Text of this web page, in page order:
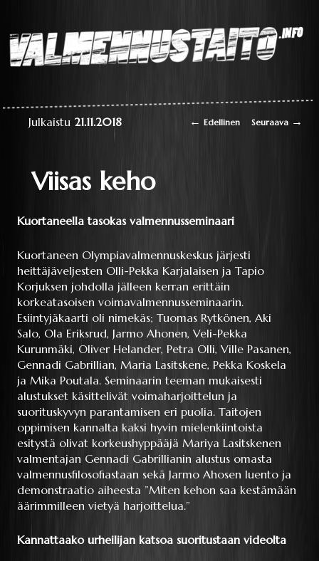
Valmennustaito.info
liikkumisen
perustaitojen
videokirjasto
Artikkelien selaus
← Edellinen Seuraava →
Viisas keho
Julkaistu 21.11.2018
Kuortaneella tasokas valmennusseminaari
Kuortaneen Olympiavalmennuskeskus järjesti
heittäjäveljesten Olli-Pekka Karjalaisen ja Tapio
Korjuksen johdolla jälleen kerran erittäin
korkeatasoisen voimavalmennusseminaarin.
Esiintyjäkaarti oli nimekäs; Tuomas Rytkönen, Aki
Salo, Ola Eriksrud, Jarmo Ahonen, Veli-Pekka
Kurunmäki, Oliver Helander, Petra Olli, Ville Pasanen,
Gennadi Gabrillian, Maria Lasitskene, Pekka Koskela
ja Mika Poutala. Seminaarin teeman mukaisesti
alustukset käsittelivät voimaharjoittelun ja
suorituskyvyn parantamisen eri puolia. Taitojen
oppimisen kannalta kaksi hyvin mielenkiintoista
esitystä olivat korkeushyppääjä Mariya Lasitskenen
valmentajan Gennadi Gabrillianin alustus omasta
valmennusfilosofiastaan sekä Jarmo Ahosen luento ja
demonstraatio aiheesta ”Miten kehon saa kestämään
äärimmilleen vietyä harjoittelua.”
Kannattaako urheilijan katsoa suoritustaan videolta